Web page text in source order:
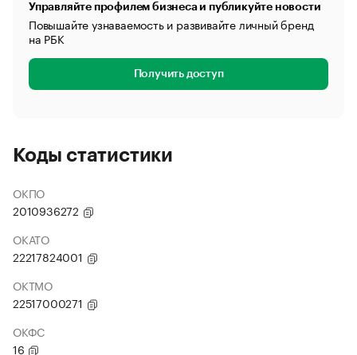
Управляйте профилем бизнеса и публикуйте новости
Повышайте узнаваемость и развивайте личный бренд
на РБК
Получить доступ
Коды статистики
ОКПО
2010936272
ОКАТО
22217824001
ОКТМО
22517000271
ОКФС
16